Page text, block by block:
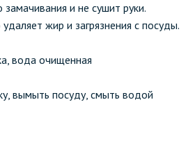
и не сушит руки.
жир и загрязнения с посуды.
вода очищенная
вымыть посуду, смыть водой